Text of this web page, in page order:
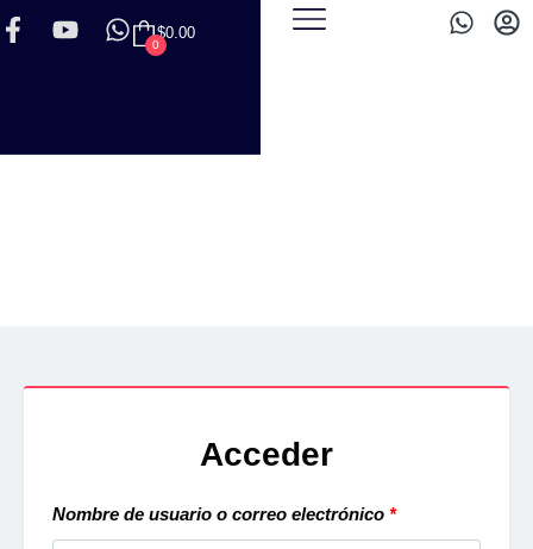
$0.00
0
Acceder
Nombre de usuario o correo electrónico *